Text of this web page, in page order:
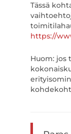
Tässä
https://
Huom: jos